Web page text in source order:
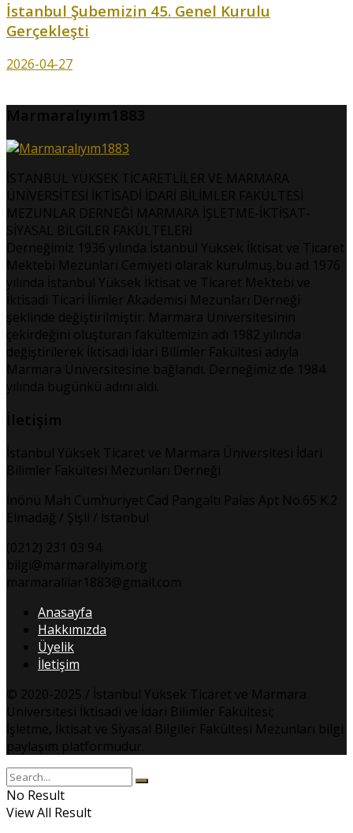
İstanbul Şubemizin 45. Genel Kurulu
Gerçekleşti
2026-04-27
Marmaralıyım1883
İSTANBUL YÜKSEK TİCARETLİLER VE MARMARA
ÜNİVERSİTESİ İKTİSADİ İDARİ BİLİMLER FAKÜLTESİ
MEZUNLAR DERNEĞİ MARMARA İŞLETME-İKTİSAT-
SİYASAL BİLGİLER FAKÜLTELERİ
Derneğimiz 1936 yılında İstanbul Yüksek İktisat ve Ticaret
Mektebi Mezunları Cemiyeti olarak kurulmuş,bu ad 1976
yılında İstanbul Yüksek İktisat ve Ticaret Mektebi ve
İktisadi Ticari İlimler Akademisi Mezunları Derneği
şeklinde değiştirilmiştir. Marmara Üniversitesinin
çekirdeğini oluşturan fakültemizin adı 1982 yılında
değiştirilerek İktisadi İdari Bilimler Fakültesi adıyla
Marmara Üniversitesine bağlandı. Derneğimiz de 1984
yılında bugünkü adını aldı.
İletişim
İstanbul Yüksek Ticaret ve Marmara Üniversitesi İdari
Bilimler Fakültesi Mezunları Derneği
İnönü Mah Cumhuriyet Cad Pangaltı Palas Apt No.65 K.2
Elmadağ / Şişli / İstanbul
(0212) 231 03 94
bilgi@marmaraliyim.org
marmaralilar1883@gmail.com
Anasayfa
Hakkımızda
Üyelik
İletişim
© 2020-2025 / İstanbul Yüksek Ticaret ve Marmara
Üniversitesi İktisadi ve İdari Bilimler Fakültesi;
İşletme, İktisat ve Siyasal Bilgiler Fakültesi Mezunları bilgi
paylaşım platformudur.
No Result
View All Result